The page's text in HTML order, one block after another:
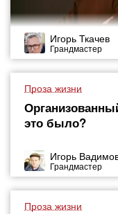
Игорь Ткачев
Грандмастер
Проза жизни
это было?
Игорь
Грандмастер
Проза жизни